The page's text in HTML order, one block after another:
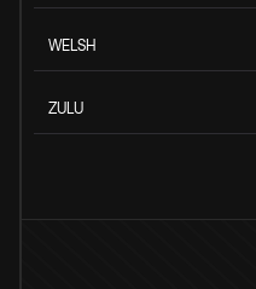
WELSH
ZULU